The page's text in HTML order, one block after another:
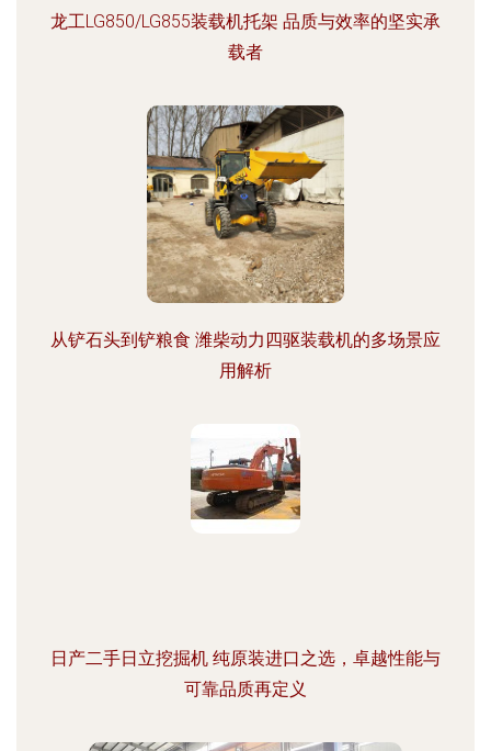
龙工LG850/LG855装载机托架 品质与效率的坚实承
载者
从铲石头到铲粮食 潍柴动力四驱装载机的多场景应
用解析
日产二手日立挖掘机 纯原装进口之选，卓越性能与
可靠品质再定义